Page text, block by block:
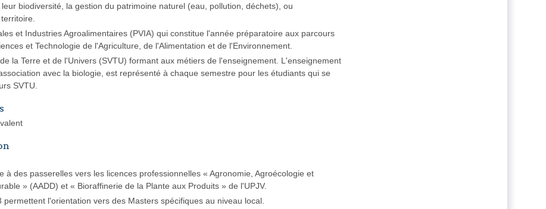
biodiversité, la gestion du patrimoine naturel (eau, pollution, déchets), ou
et Industries Agroalimentaires (PVIA) qui constitue l'année préparatoire aux parcours
et Technologie de l'Agriculture, de l'Alimentation et de l'Environnement.
la Terre et de l'Univers (SVTU) formant aux métiers de l'enseignement. L'enseignement
avec la biologie, est représenté à chaque semestre pour les étudiants qui se
SVTU.
à des passerelles vers les licences professionnelles « Agronomie, Agroécologie et
» (AADD) et « Bioraffinerie de la Plante aux Produits » de l'UPJV.
permettent l'orientation vers des Masters spécifiques au niveau local.